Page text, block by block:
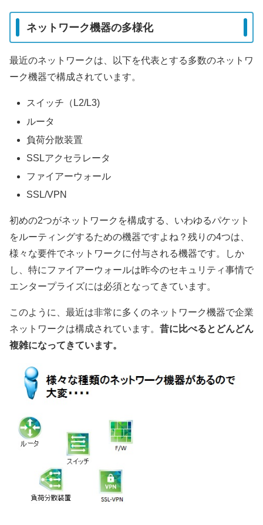
ネットワーク機器の多様化
最近のネットワークは、以下を代表とする多数のネットワ
ーク機器で構成されています。
スイッチ（L2/L3)
ルータ
負荷分散装置
SSLアクセラレータ
ファイアーウォール
SSL/VPN
初めの2つがネットワークを構成する、いわゆるパケット
をルーティングするための機器ですよね？残りの4つは、
様々な要件でネットワークに付与される機器です。しか
し、特にファイアーウォールは昨今のセキュリティ事情で
エンタープライズには必須となってきています。
このように、最近は非常に多くのネットワーク機器で企業
ネットワークは構成されています。 昔に比べるとどんどん
複雑になってきています。